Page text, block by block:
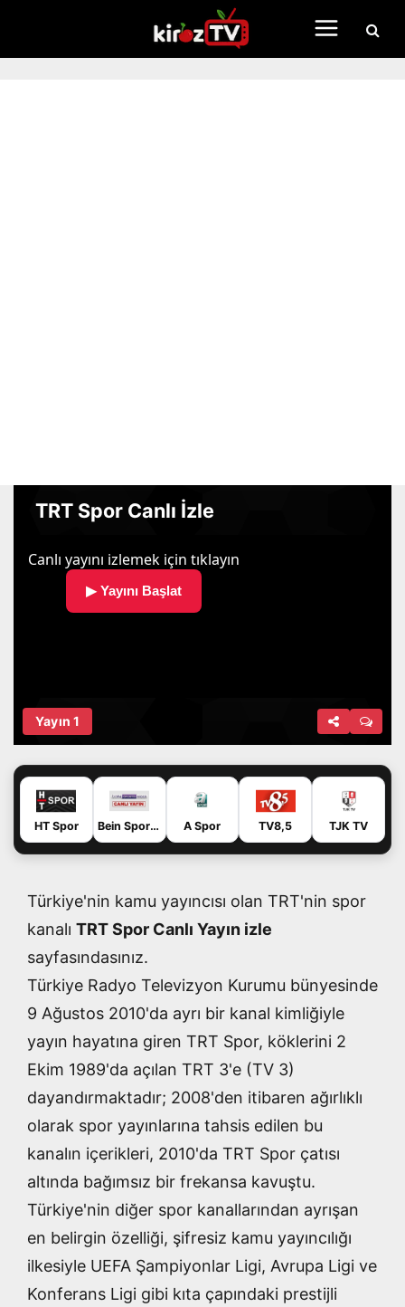
TRT Spor Canlı İzle
Yayın 1
HT Spor Bein Sports Haber A Spor TV8,5 TJK TV
Türkiye'nin kamu yayıncısı olan TRT'nin spor
kanalı TRT Spor Canlı Yayın izle
sayfasındasınız.
Türkiye Radyo Televizyon Kurumu bünyesinde
9 Ağustos 2010'da ayrı bir kanal kimliğiyle
yayın hayatına giren TRT Spor, köklerini 2
Ekim 1989'da açılan TRT 3'e (TV 3)
dayandırmaktadır; 2008'den itibaren ağırlıklı
olarak spor yayınlarına tahsis edilen bu
kanalın içerikleri, 2010'da TRT Spor çatısı
altında bağımsız bir frekansa kavuştu.
Türkiye'nin diğer spor kanallarından ayrışan
en belirgin özelliği, şifresiz kamu yayıncılığı
ilkesiyle UEFA Şampiyonlar Ligi, Avrupa Ligi ve
Konferans Ligi gibi kıta çapındaki prestijli